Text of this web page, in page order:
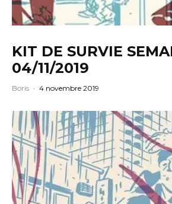
KIT DE SURVIE
04/11/2019
Boris · 4 novembre 2019